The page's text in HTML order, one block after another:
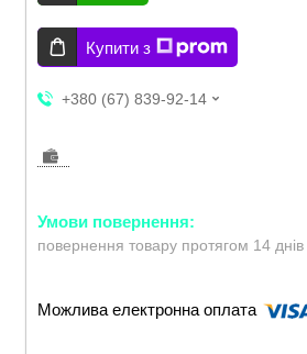
Купити з
+380 (67) 839-92-14
повернення товару протягом 14 днів